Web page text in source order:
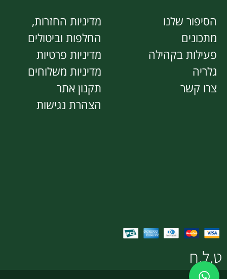
הסיפור שלנו
מתכונים
פעילות בקהילה
גלריה
צרו קשר
מדיניות החזרות,
החלפות וביטולים
מדיניות פרטיות
מדיניות משלוחים
תקנון אתר
הצהרת נגישות
ט.ל.ח